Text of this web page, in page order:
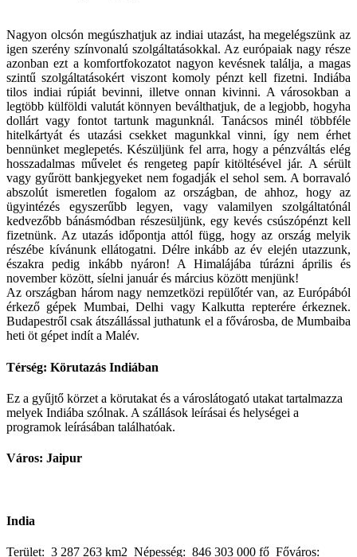
Nagyon olcsón megúszhatjuk az indiai utazást, ha megelégszünk az
igen szerény színvonalú szolgáltatásokkal. Az európaiak nagy része
azonban ezt a komfortfokozatot nagyon kevésnek találja, a magas
szintű szolgáltatásokért viszont komoly pénzt kell fizetni. Indiába
tilos indiai rúpiát bevinni, illetve onnan kivinni. A városokban a
legtöbb külföldi valutát könnyen beválthatjuk, de a legjobb, hogyha
dollárt vagy fontot tartunk magunknál. Tanácsos minél többféle
hitelkártyát és utazási csekket magunkkal vinni, így nem érhet
bennünket meglepetés. Készüljünk fel arra, hogy a pénzváltás elég
hosszadalmas művelet és rengeteg papír kitöltésével jár. A sérült
vagy gyűrött bankjegyeket nem fogadják el sehol sem. A borravaló
abszolút ismeretlen fogalom az országban, de ahhoz, hogy az
ügyintézés egyszerűbb legyen, vagy valamilyen szolgáltatónál
kedvezőbb bánásmódban részesüljünk, egy kevés csúszópénzt kell
fizetnünk. Az utazás időpontja attól függ, hogy az ország melyik
részébe kívánunk ellátogatni. Délre inkább az év elején utazzunk,
északra pedig inkább nyáron! A Himalájába túrázni április és
november között, síelni január és március között menjünk!
Az országban három nagy nemzetközi repülőtér van, az Európából
érkező gépek Mumbai, Delhi vagy Kalkutta repterére érkeznek.
Budapestről csak átszállással juthatunk el a fővárosba, de Mumbaiba
heti öt gépet indít a Malév.
Térség: Körutazás Indiában
Ez a gyűjtő körzet a körutakat és a városlátogató utakat tartalmazza
melyek Indiába szólnak. A szállások leírásai és helységei a
programok leírásában találhatóak.
Város: Jaipur
India
Terület: 3 287 263 km2 Népesség: 846 303 000 fő Főváros: